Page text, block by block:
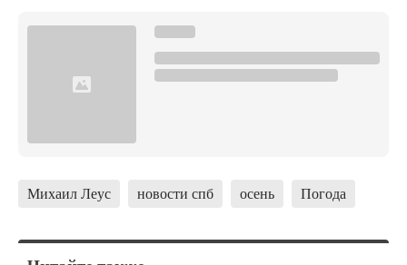
Михаил Леус новости спб осень Погода